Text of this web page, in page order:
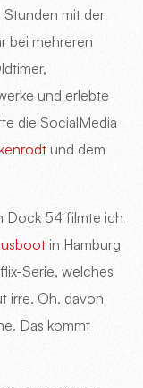
mit der
bei mehreren
und erlebte
die SocialMedia
und dem
Dock 54 filmte ich
in Hamburg
Serie, welches
irre. Oh, davon
Das kommt